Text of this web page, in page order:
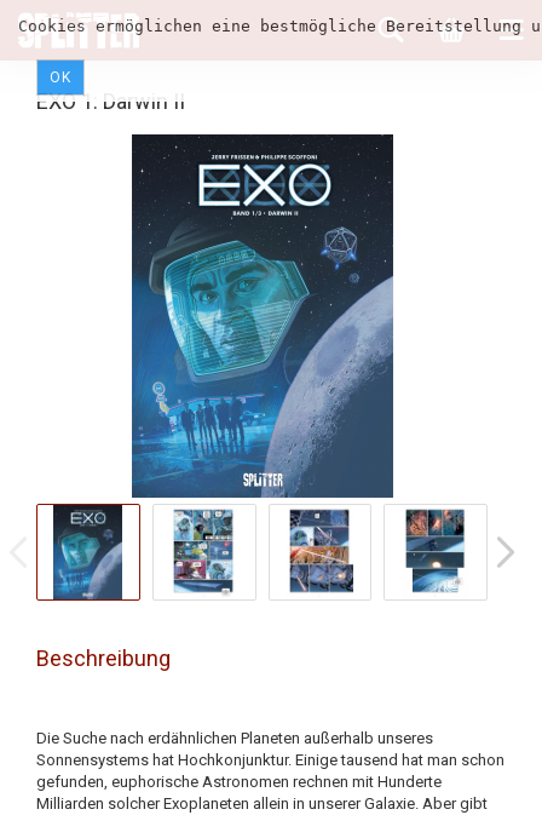
Cookies ermöglichen eine bestmögliche
OK
EXO 1: Darwin II
Beschreibung
Die Suche nach erdähnlichen Planeten außerhalb unseres
Sonnensystems hat Hochkonjunktur. Einige tausend hat man schon
gefunden, euphorische Astronomen rechnen mit Hunderte
Milliarden solcher Exoplaneten allein in unserer Galaxie. Aber gibt